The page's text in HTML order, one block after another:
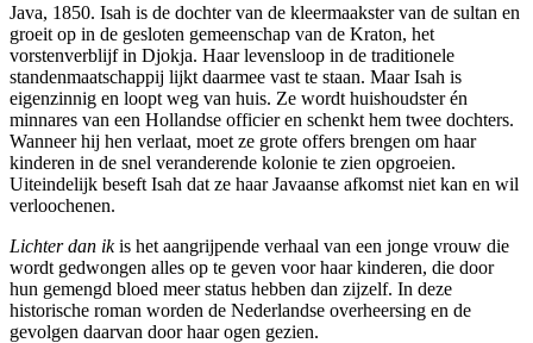
Java, 1850. Isah is de dochter van de kleermaakster van de sultan en
groeit op in de gesloten gemeenschap van de Kraton, het
vorstenverblijf in Djokja. Haar levensloop in de traditionele
standenmaatschappij lijkt daarmee vast te staan. Maar Isah is
eigenzinnig en loopt weg van huis. Ze wordt huishoudster én
minnares van een Hollandse officier en schenkt hem twee dochters.
Wanneer hij hen verlaat, moet ze grote offers brengen om haar
kinderen in de snel veranderende kolonie te zien opgroeien.
Uiteindelijk beseft Isah dat ze haar Javaanse afkomst niet kan en wil
verloochenen.
Lichter dan ikis het aangrijpende verhaal van een jonge vrouw die
wordt gedwongen alles op te geven voor haar kinderen, die door
hun gemengd bloed meer status hebben dan zijzelf. In deze
historische roman worden de Nederlandse overheersing en de
gevolgen daarvan door haar ogen gezien.